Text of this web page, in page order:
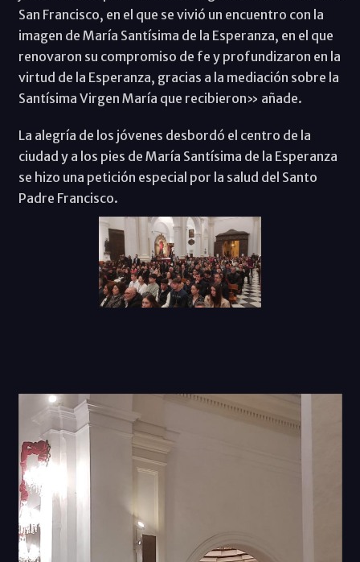
San Francisco, en el que se vivió un encuentro con la
imagen de María Santísima de la Esperanza, en el que
renovaron su compromiso de fe y profundizaron en la
virtud de la Esperanza, gracias a la mediación sobre la
Santísima Virgen María que recibieron» añade.
La alegría de los jóvenes desbordó el centro de la
ciudad y a los pies de María Santísima de la Esperanza
se hizo una petición especial por la salud del Santo
Padre Francisco.